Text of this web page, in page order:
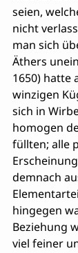
seien,
nicht
man sich
Äthers
1650) hatte
winzigen
sich in
homogen
füllten; alle
demnach
hingegen
Beziehung
viel feiner